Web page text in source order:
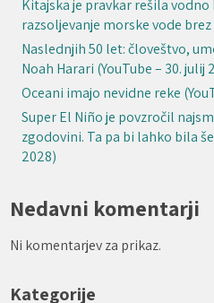
Kitajska je pravkar rešila vodno
razsoljevanje morske vode brez
Naslednjih 50 let: človeštvo,
Noah Harari (YouTube – 30. julij
Oceani imajo nevidne reke
Super El Niño je povzročil
zgodovini. Ta pa bi lahko bila
2028)
Nedavni komentarji
Ni komentarjev za prikaz.
Kategorije